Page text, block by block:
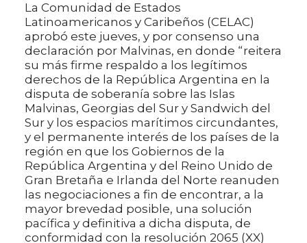
La Comunidad de Estados
Latinoamericanos y Caribeños (CELAC)
aprobó este jueves, y por consenso una
declaración por Malvinas, en donde “reitera
su más firme respaldo a los legítimos
derechos de la República Argentina en la
disputa de soberanía sobre las Islas
Malvinas, Georgias del Sur y Sandwich del
Sur y los espacios marítimos circundantes,
y el permanente interés de los países de la
región en que los Gobiernos de la
República Argentina y del Reino Unido de
Gran Bretaña e Irlanda del Norte reanuden
las negociaciones a fin de encontrar, a la
mayor brevedad posible, una solución
pacífica y definitiva a dicha disputa, de
conformidad con la resolución 2065 (XX)